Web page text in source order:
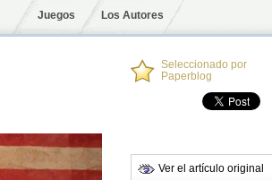
Juegos Los Autores
Seleccionado por
Paperblog
Ver el artículo original